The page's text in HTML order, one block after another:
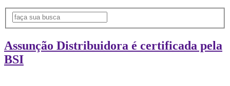
Assunção Distribuidora é certificada pela
BSI